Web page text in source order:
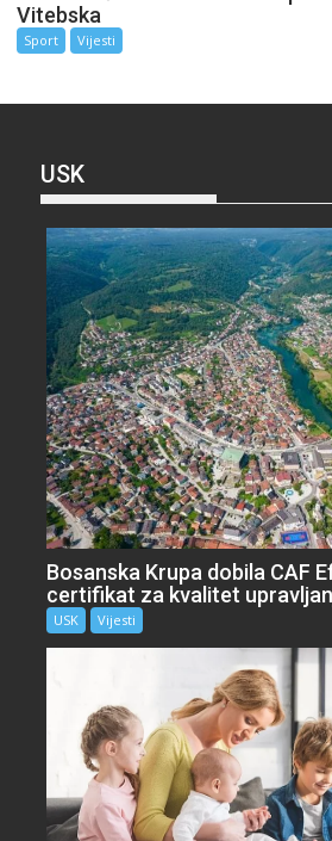
Vitebska
Sport Vijesti
USK
Bosanska Krupa dobila CAF
certifikat za kvalitet
USK Vijesti